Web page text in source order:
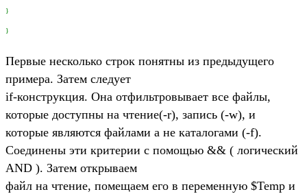
}
}
Первые несколько строк понятны из предыдущего
примера. Затем следует
if-конструкция. Она отфильтровывает все файлы,
которые доступны на чтение(-r), запись (-w), и
которые являются файлами а не каталогами (-f).
Соединены эти критерии с помощью && ( логический
AND ). Затем открываем
файл на чтение, помещаем его в переменную $Temp и